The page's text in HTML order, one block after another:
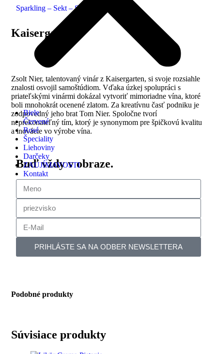
Biele
Červené
Rosé
Špeciality
Liehoviny
Darčeky
ZAUJÍMAVOSTI
Kontakt
Sparkling – Sekt – Secco
Kaisergarten
Zsolt Nier, talentovaný vinár z Kaisergarten, si svoje rozsiahle
znalosti osvojil samoštúdiom. Vďaka úzkej spolupráci s
priateľskými vinármi dokázal vytvoriť mimoriadne vína, ktoré
boli mnohokrát ocenené zlatom. Za kreatívnu časť podniku je
zodpovedný jeho brat Tom Nier. Spoločne tvorí
neprekonateľný tím, ktorý je synonymom pre špičkovú kvalitu
a inovácie vo výrobe vína.
Buď vždy v obraze.
PRIHLÁSTE SA NA ODBER NEWSLETTERA
Podobné produkty
Súvisiace produkty